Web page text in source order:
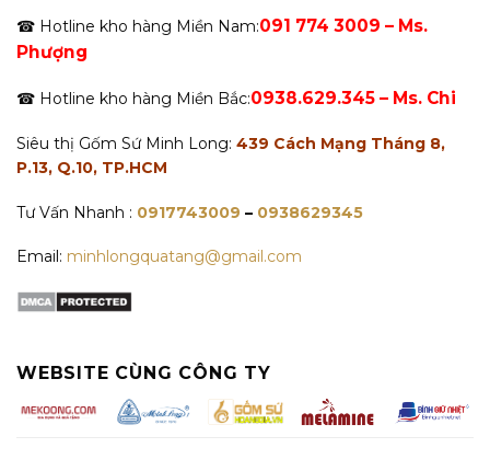
☎ Hotline kho hàng Miền Nam:091 774 3009 – Ms.
Phượng
☎ Hotline kho hàng Miền Bắc:0938.629.345 – Ms. Chi
Siêu thị Gốm Sứ Minh Long: 439 Cách Mạng Tháng 8,
P.13, Q.10, TP.HCM
Tư Vấn Nhanh : 0917743009 – 0938629345
Email: minhlongquatang@gmail.com
WEBSITE CÙNG CÔNG TY